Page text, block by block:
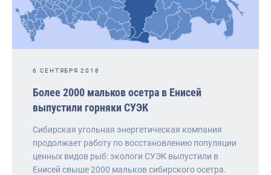
6 СЕНТЯБРЯ 2018
Более 2000 мальков осетра в Енисей
выпустили горняки СУЭК
Сибирская угольная энергетическая компания
продолжает работу по восстановлению популяции
ценных видов рыб: экологи СУЭК выпустили в
Енисей свыше 2000 мальков сибирского осетра.